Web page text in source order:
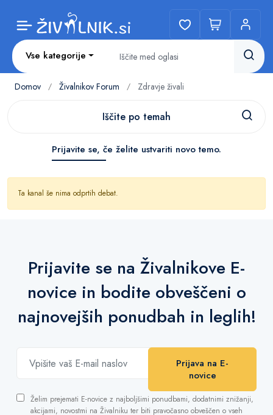
Vse kategorije
Domov / Živalnikov Forum / Zdravje živali
Prijavite se, če želite ustvariti novo temo.
Ta kanal še nima odprtih debat.
Prijavite se na Živalnikove E-
novice in bodite obveščeni o
najnovejših ponudbah in leglih!
Prijava na E-
novice
Želim prejemati E-novice z najboljšimi ponudbami, dodatnimi znižanji,
akcijami, novostmi na Živalniku ter biti pravočasno obveščen o vseh